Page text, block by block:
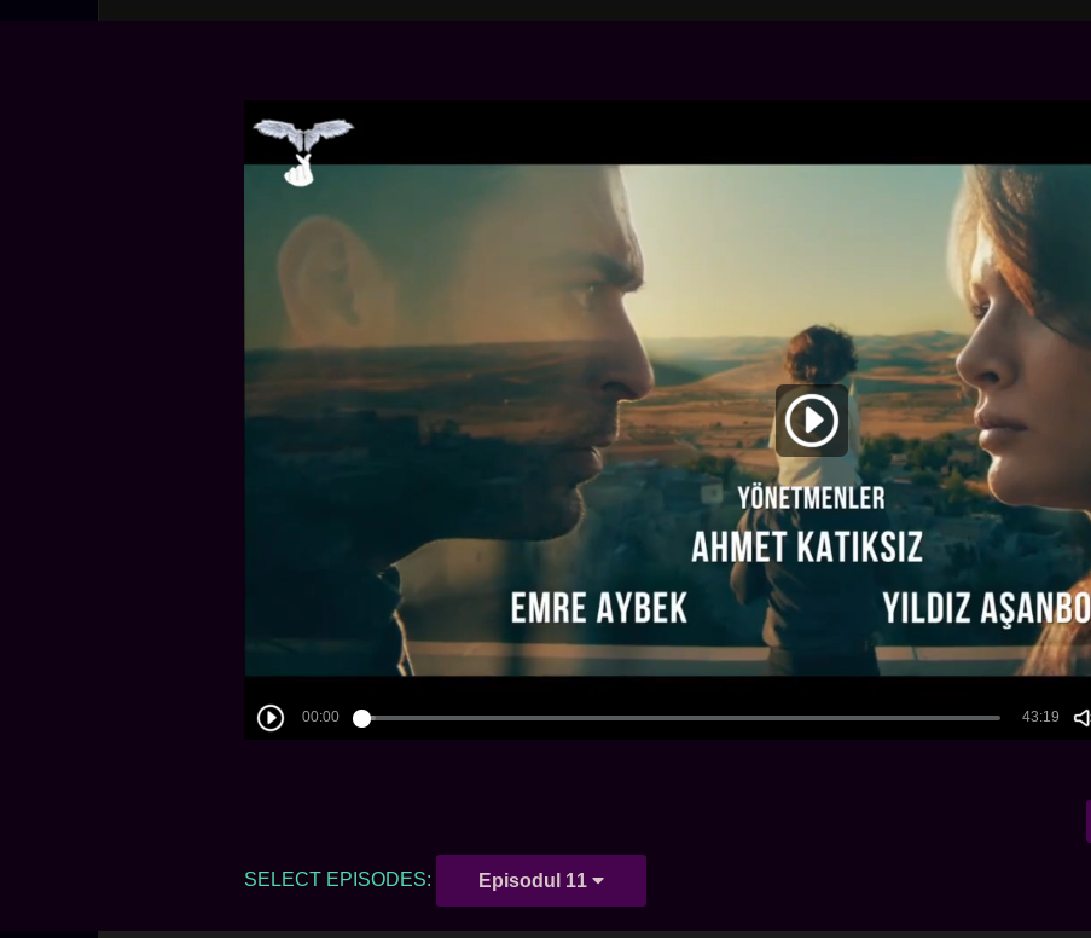
SELECT EPISODES: Episodul 11